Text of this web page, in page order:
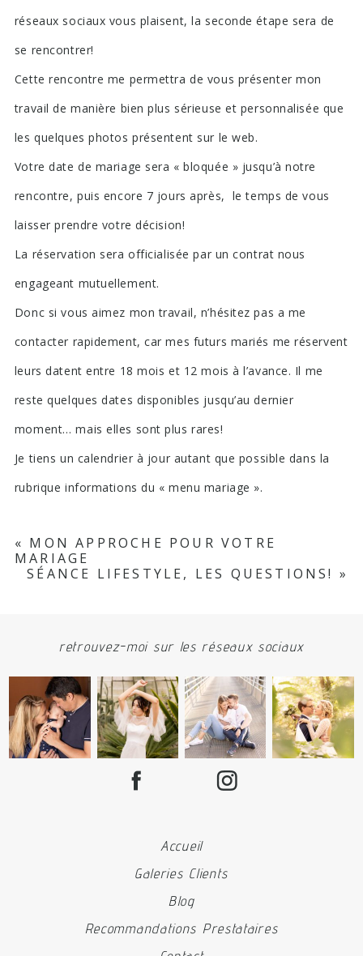
réseaux sociaux vous plaisent, la seconde étape sera de
se rencontrer!
Cette rencontre me permettra de vous présenter mon
travail de manière bien plus sérieuse et personnalisée que
les quelques photos présentent sur le web.
Votre date de mariage sera « bloquée » jusqu’à notre
rencontre, puis encore 7 jours après, le temps de vous
laisser prendre votre décision!
La réservation sera officialisée par un contrat nous
engageant mutuellement.
Donc si vous aimez mon travail, n’hésitez pas a me
contacter rapidement, car mes futurs mariés me réservent
leurs datent entre 18 mois et 12 mois à l’avance. Il me
reste quelques dates disponibles jusqu’au dernier
moment… mais elles sont plus rares!
Je tiens un calendrier à jour autant que possible dans la
rubrique informations du « menu mariage ».
« MON APPROCHE POUR VOTRE
MARIAGE
SÉANCE LIFESTYLE, LES QUESTIONS! »
retrouvez-moi sur les réseaux sociaux
Accueil
Galeries Clients
Blog
Recommandations Prestataires